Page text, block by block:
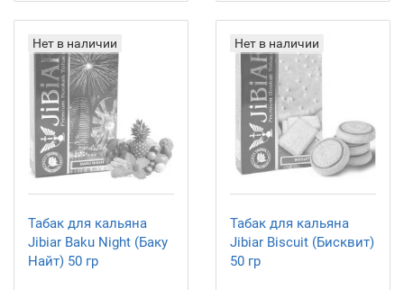
Нет в наличии
Табак для кальяна
Jibiar Baku Night (Баку
Найт) 50 гр
Нет в наличии
Табак для кальяна
Jibiar Biscuit (Бисквит)
50 гр